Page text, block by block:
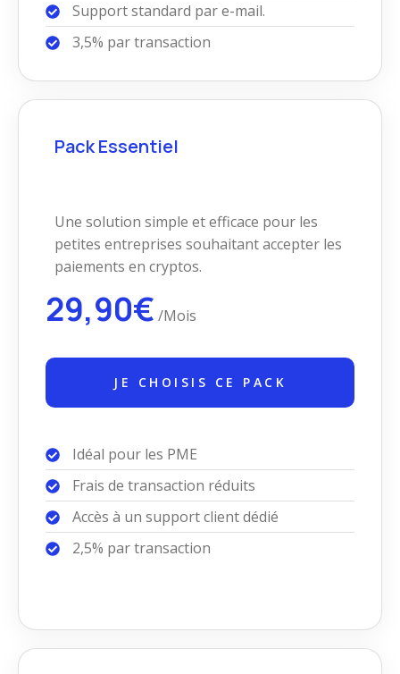
Support standard par e-mail.
3,5% par transaction
Pack Essentiel
Une solution simple et efficace pour les
petites entreprises souhaitant accepter les
paiements en cryptos.
29,90€ /Mois
JE CHOISIS CE PACK
Idéal pour les PME
Frais de transaction réduits
Accès à un support client dédié
2,5% par transaction